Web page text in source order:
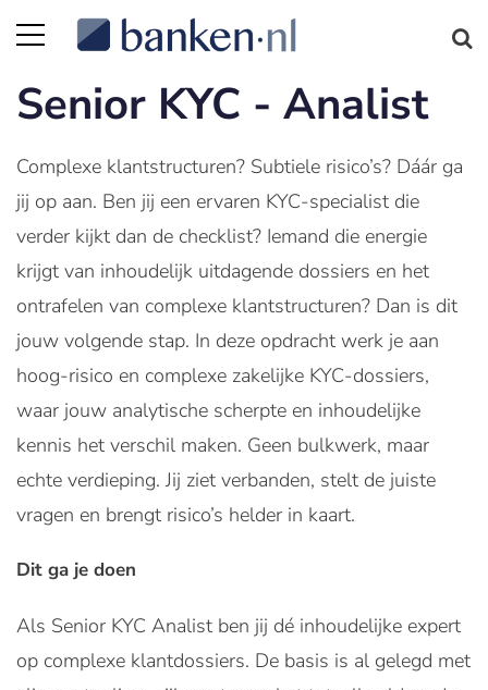
Senior KYC - Analist
Complexe klantstructuren? Subtiele risico’s? Dáár ga
jij op aan. Ben jij een ervaren KYC-specialist die
verder kijkt dan de checklist? Iemand die energie
krijgt van inhoudelijk uitdagende dossiers en het
ontrafelen van complexe klantstructuren? Dan is dit
jouw volgende stap. In deze opdracht werk je aan
hoog-risico en complexe zakelijke KYC-dossiers,
waar jouw analytische scherpte en inhoudelijke
kennis het verschil maken. Geen bulkwerk, maar
echte verdieping. Jij ziet verbanden, stelt de juiste
vragen en brengt risico’s helder in kaart.
Dit ga je doen
Als Senior KYC Analist ben jij dé inhoudelijke expert
op complexe klantdossiers. De basis is al gelegd met